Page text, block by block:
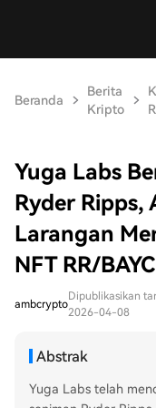
Beranda
Berita
Kripto
Yuga Labs
Ryder Ripps,
Larangan
NFT RR/BAYC
ambcrypto
Dipublikasikan
2026-04-08
Abstrak
Yuga Labs telah